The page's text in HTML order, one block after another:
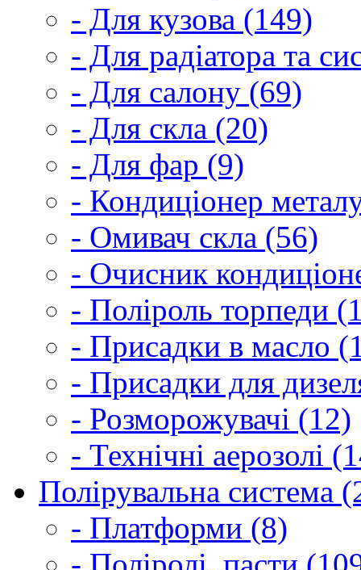
- Для кузова (149)
- Для радіатора та
- Для салону (69)
- Для скла (20)
- Для фар (9)
- Кондиціонер
- Омивач скла (56)
- Очисник
- Поліроль торпеди
- Присадки в масло
- Присадки для
- Розморожувачі (12)
- Технічні аерозолі
Полірувальна система
- Платформи (8)